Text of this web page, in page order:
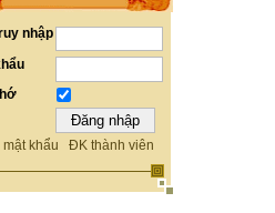
nhập
mật khẩu ĐK thành viên